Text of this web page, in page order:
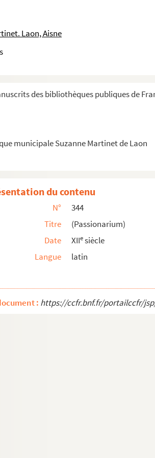
Laon, Aisne
des bibliothèques publiques de
municipale Suzanne Martinet de Laon
»
»
»
»
du contenu
N°
344
Titre
(Passionarium)
Date
XIIesiècle
Langue
latin
: https://ccfr.bnf.fr/portailccfr/jsp/